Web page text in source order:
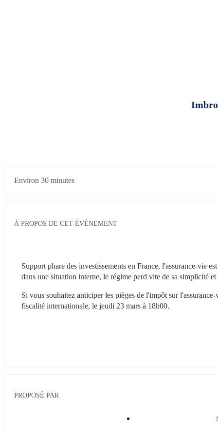
Environ 30 minutes
À PROPOS DE CET ÉVÉNEMENT
Support phare des investissements en France, l'assurance-vie
dans une situation interne, le régime perd vite de sa simplicité
Si vous souhaitez anticiper les pièges de l'impôt sur
fiscalité internationale, le jeudi 23 mars à 18h00.
PROPOSÉ PAR